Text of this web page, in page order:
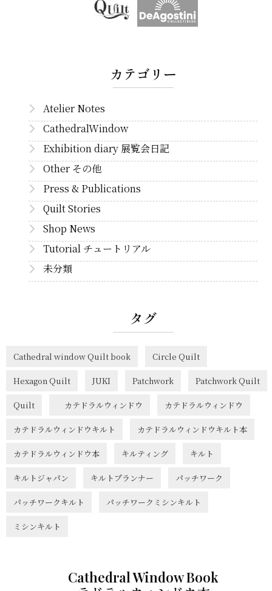
カテゴリー
Atelier Notes
CathedralWindow
Exhibition diary 展覧会日記
Other その他
Press & Publications
Quilt Stories
Shop News
Tutorial チュートリアル
未分類
タグ
Cathedral window Quilt book Circle Quilt
Hexagon Quilt JUKI Patchwork Patchwork Quilt
Quilt カテドラルウィンドウ カテドラルウィンドウ
カテドラルウィンドウキルト カテドラルウィンドウキルト本
カテドラルウィンドウ本 キルティング キルト
キルトジャパン キルトプランナー パッチワーク
パッチワークキルト パッチワークミシンキルト
ミシンキルト
Cathedral Window Book